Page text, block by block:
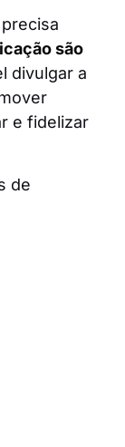
são
divulgar a
e fidelizar
de